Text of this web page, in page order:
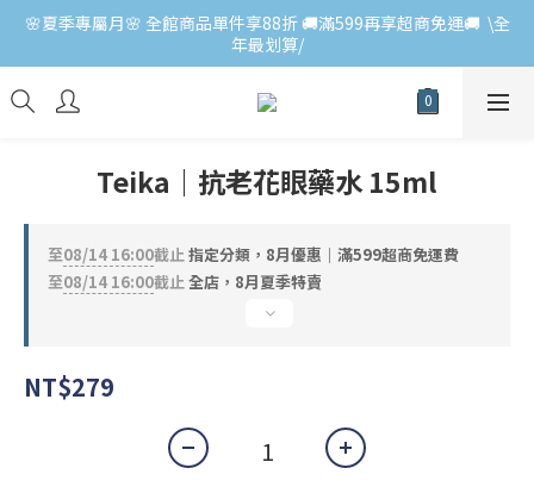
🌸夏季專屬月🌸 全館商品單件享88折 🚚滿599再享超商免運🚚  \全
年最划算/
Teika｜抗老花眼藥水 15ml
至08/14 16:00截止指定分類，8月優惠｜滿599超商免運費
至08/14 16:00截止全店，8月夏季特賣
NT$279